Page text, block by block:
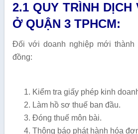
2.1 QUY TRÌNH DỊCH
Ở QUẬN 3 TPHCM:
Đối với doanh nghiệp mới
đồng:
Kiểm tra giấy phép kinh
Làm hồ sơ thuế ban đầu.
Đóng thuế môn bài.
Thông báo phát hành hóa